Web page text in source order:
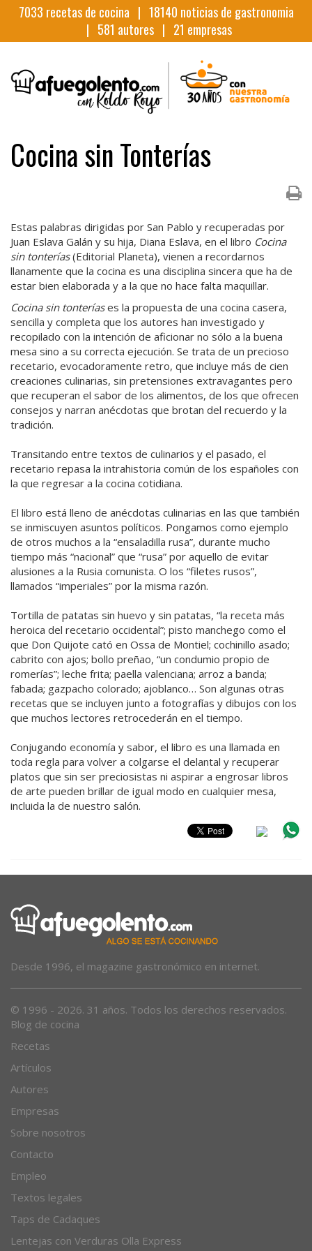
7033 recetas de cocina | 18140 noticias de gastronomia
| 581 autores | 21 empresas
Cocina sin Tonterías
Estas palabras dirigidas por San Pablo y recuperadas por
Juan Eslava Galán y su hija, Diana Eslava, en el libro Cocina
sin tonterías(Editorial Planeta), vienen a recordarnos
llanamente que la cocina es una disciplina sincera que ha de
estar bien elaborada y a la que no hace falta maquillar.
Cocina sin tonteríases la propuesta de una cocina casera,
sencilla y completa que los autores han investigado y
recopilado con la intención de aficionar no sólo a la buena
mesa sino a su correcta ejecución. Se trata de un precioso
recetario, evocadoramente retro, que incluye más de cien
creaciones culinarias, sin pretensiones extravagantes pero
que recuperan el sabor de los alimentos, de los que ofrecen
consejos y narran anécdotas que brotan del recuerdo y la
tradición.
Transitando entre textos de culinarios y el pasado, el
recetario repasa la intrahistoria común de los españoles con
la que regresar a la cocina cotidiana.
El libro está lleno de anécdotas culinarias en las que también
se inmiscuyen asuntos políticos. Pongamos como ejemplo
de otros muchos a la “ensaladilla rusa”, durante mucho
tiempo más “nacional” que “rusa” por aquello de evitar
alusiones a la Rusia comunista. O los “filetes rusos”,
llamados “imperiales” por la misma razón.
Tortilla de patatas sin huevo y sin patatas, “la receta más
heroica del recetario occidental”; pisto manchego como el
que Don Quijote cató en Ossa de Montiel; cochinillo asado;
cabrito con ajos; bollo preñao, “un condumio propio de
romerías”; leche frita; paella valenciana; arroz a banda;
fabada; gazpacho colorado; ajoblanco… Son algunas otras
recetas que se incluyen junto a fotografías y dibujos con los
que muchos lectores retrocederán en el tiempo.
Conjugando economía y sabor, el libro es una llamada en
toda regla para volver a colgarse el delantal y recuperar
platos que sin ser preciosistas ni aspirar a engrosar libros
de arte pueden brillar de igual modo en cualquier mesa,
incluida la de nuestro salón.
Desde 1996, el magazine gastronómico en internet.
© 1996 - 2026. 31 años. Todos los derechos reservados.
Blog de cocina
Recetas
Artículos
Autores
Empresas
Sobre nosotros
Contacto
Empleo
Textos legales
Taps de Cadaques
Lentejas con Verduras Olla Express